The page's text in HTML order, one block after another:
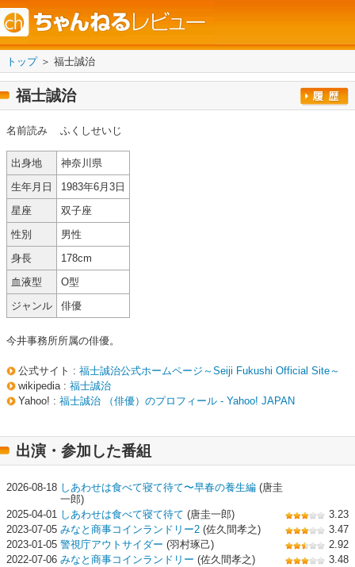
トップ＞ 福士誠治
福士誠治
名前読み ふくしせいじ
出身地
神奈川県
生年月日
1983年6月3日
星座
双子座
性別
男性
身長
178cm
血液型
O型
ジャンル
俳優
今井事務所所属の俳優。
公式サイト : 福士誠治公式ホームページ～Seiji Fukushi Official Site～
wikipedia : 福士誠治
Yahoo! : 福士誠治 （俳優）のプロフィール - Yahoo! JAPAN
出演・参加した番組
2026-08-18 しあわせは食べて寝て待て〜早春の養生編 (唐圭
一郎)
2025-04-01 しあわせは食べて寝て待て (唐圭一郎)
3.23
2023-07-05 みなと商事コインランドリー2 (佐久間孝之)
3.47
2023-01-05 警視庁アウトサイダー (羽村琢己)
2.92
2022-07-06 みなと商事コインランドリー (佐久間孝之)
3.48